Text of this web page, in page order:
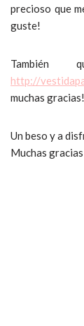
precioso que
guste!
También
http://
muchas
Un beso y a
Muchas